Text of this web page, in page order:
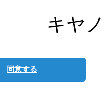
キヤ
同意する